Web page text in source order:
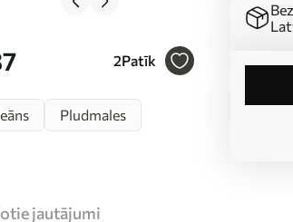
2Patīk
Pludmales
jautājumi